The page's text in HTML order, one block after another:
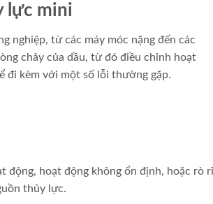
lực mini
nghiệp, từ các máy móc nặng đến các
chảy của dầu, từ đó điều chỉnh hoạt
đi kèm với một số lỗi thường gặp.
động, hoạt động không ổn định, hoặc rò rỉ
thủy lực.